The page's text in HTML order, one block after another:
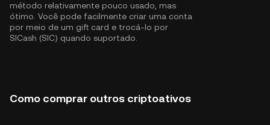
método relativamente pouco usado, mas
ótimo. Você pode facilmente criar uma conta
por meio de um gift card e trocá-lo por
SICash (SIC) quando suportado.
Como comprar outros criptoativos